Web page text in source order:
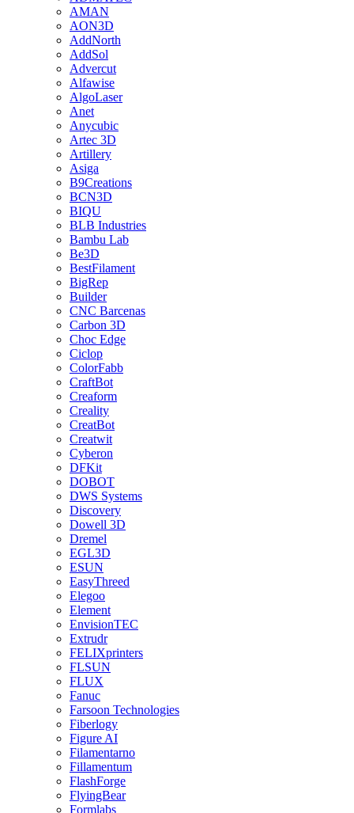
AMAN
AON3D
AddNorth
AddSol
Advercut
Alfawise
AlgoLaser
Anet
Anycubic
Artec 3D
Artillery
Asiga
B9Creations
BCN3D
BIQU
BLB Industries
Bambu Lab
Be3D
BestFilament
BigRep
Builder
CNC Barcenas
Carbon 3D
Choc Edge
Ciclop
ColorFabb
CraftBot
Creaform
Creality
CreatBot
Creatwit
Cyberon
DFKit
DOBOT
DWS Systems
Discovery
Dowell 3D
Dremel
EGL3D
ESUN
EasyThreed
Elegoo
Element
EnvisionTEC
Extrudr
FELIXprinters
FLSUN
FLUX
Fanuc
Farsoon Technologies
Fiberlogy
Figure AI
Filamentarno
Fillamentum
FlashForge
FlyingBear
Formlabs